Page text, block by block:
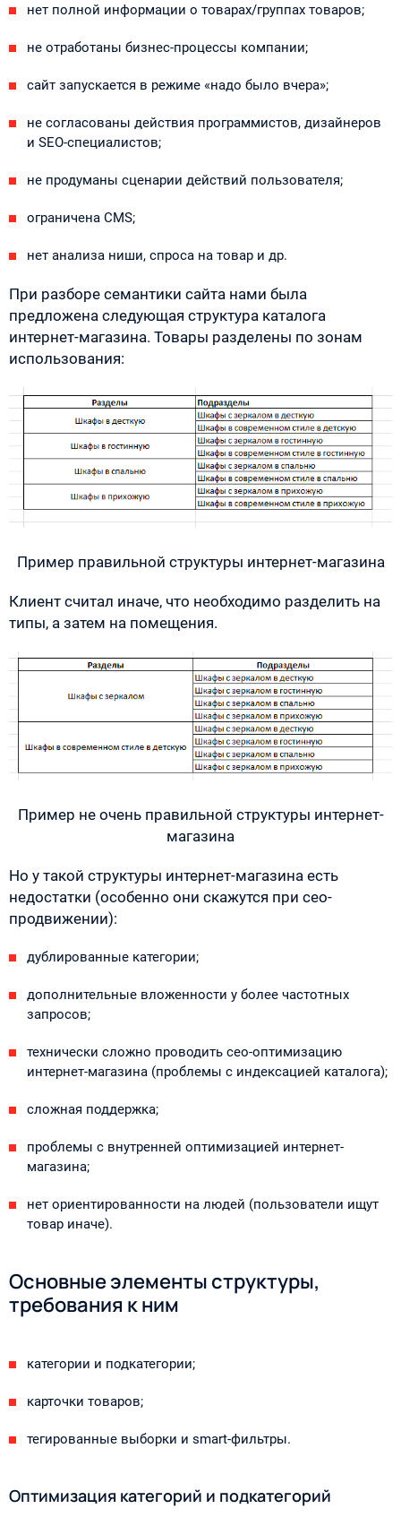
нет полной информации о товарах/группах товаров;
не отработаны бизнес-процессы компании;
сайт запускается в режиме «надо было вчера»;
не согласованы действия программистов, дизайнеров
и SEO-специалистов;
не продуманы сценарии действий пользователя;
ограничена CMS;
нет анализа ниши, спроса на товар и др.
При разборе семантики сайта нами была
предложена следующая структура каталога
интернет-магазина. Товары разделены по зонам
использования:
Пример правильной структуры интернет-магазина
Клиент считал иначе, что необходимо разделить на
типы, а затем на помещения.
Пример не очень правильной структуры интернет-
магазина
Но у такой структуры интернет-магазина есть
недостатки (особенно они скажутся при сео-
продвижении):
дублированные категории;
дополнительные вложенности у более частотных
запросов;
технически сложно проводить сео-оптимизацию
интернет-магазина (проблемы с индексацией каталога);
сложная поддержка;
проблемы с внутренней оптимизацией интернет-
магазина;
нет ориентированности на людей (пользователи ищут
товар иначе).
Основные элементы структуры,
требования к ним
категории и подкатегории;
карточки товаров;
тегированные выборки и smart-фильтры.
Оптимизация категорий и подкатегорий